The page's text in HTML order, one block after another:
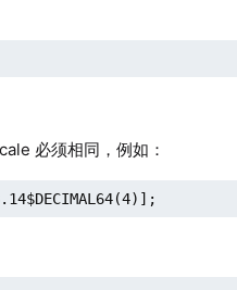
必须相同，例如：